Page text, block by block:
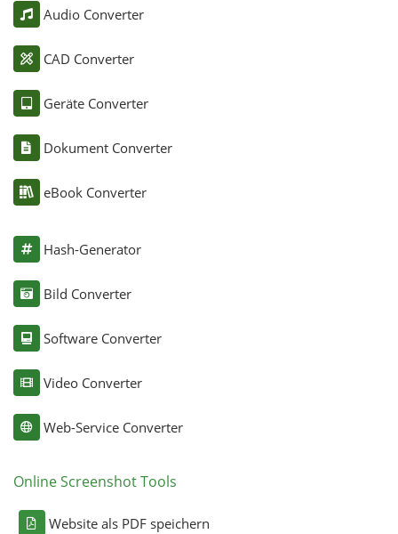
Audio Converter
CAD Converter
Geräte Converter
Dokument Converter
eBook Converter
Hash-Generator
Bild Converter
Software Converter
Video Converter
Web-Service Converter
Online Screenshot Tools
Website als PDF speichern